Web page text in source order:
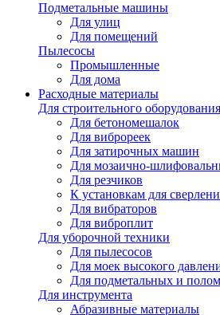
Подметальные машины
Для улиц
Для помещений
Пылесосы
Промышленные
Для дома
Расходные материалы
Для строительного оборудования
Для бетономешалок
Для виброреек
Для затирочных машин
Для мозаично-
Для резчиков
К установкам для
Для вибраторов
Для виброплит
Для уборочной техники
Для пылесосов
Для моек высокого
Для подметальных и
Для инструмента
Абразивные материалы